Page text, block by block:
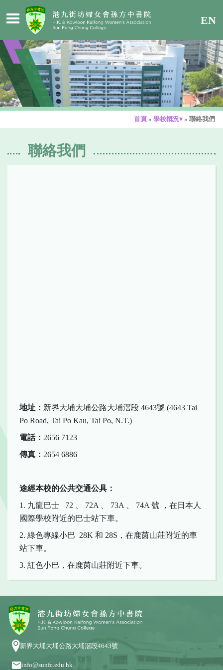
EN
首頁 » 學校概況▾ » 聯絡我們
聯絡我們
地址： 新界大埔大埔公路大埔滘段 4643號 (4643 Tai
Po Road, Tai Po Kau, Tai Po, N.T.)
電話： 2656 7123
傳真： 2654 6886
途經本校的公共交通公具：
1. 九龍巴士 72 、 72A 、 73A 、 74A 號 ，在日本人
國際學校附近的巴士站下車。
2. 綠色專線小巴 28K 和 28S，在鹿茵山莊附近的車
站下車。
3. 紅色小巴，在鹿茵山莊附近下車。
新界大埔大埔公路大埔滘段4643號
info@sunfc.edu.hk